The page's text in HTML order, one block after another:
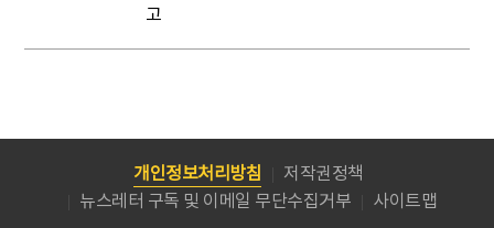
고
개인정보처리방침
저작권정책
뉴스레터 구독 및 이메일 무단수집거부
사이트맵